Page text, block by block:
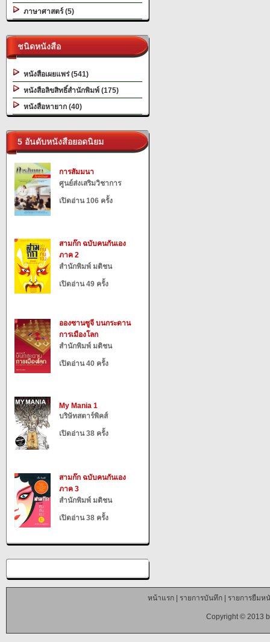
ภาษาศาสตร์ (5)
ชนิดหนังสือ
หนังสือเผยแพร่ (541)
หนังสือลิขสิทธิ์สำนักพิมพ์ (175)
หนังสือหายาก (40)
5 อันดับหนังสือยอดนิยม
การสัมมนา
ศูนย์ส่งเสริมวิชาการ
เปิดอ่าน 106 ครั้ง
สามก๊ก ฉบับคนกันเอง
ภาค 2
สำนักพิมพ์ มติชน
เปิดอ่าน 49 ครั้ง
อองซานซูจี บนกระดาน
การเมืองโลก
สำนักพิมพ์ มติชน
เปิดอ่าน 40 ครั้ง
My Mania 1
บริษัทสตาร์พิคส์
เปิดอ่าน 38 ครั้ง
สามก๊ก ฉบับคนกันเอง
ภาค 3
สำนักพิมพ์ มติชน
เปิดอ่าน 38 ครั้ง
หน้าแรก| รายการบันทึก| รายการยืมห
Copyright © 2013